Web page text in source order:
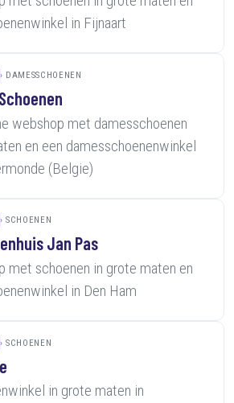
in Fijnaart
DAMESSCHOENEN
webshop met damesschoenen
en een damesschoenenwinkel
(Belgie)
SCHOENEN
Jan Pas
met schoenen in grote maten en
in Den Ham
SCHOENEN
in grote maten in